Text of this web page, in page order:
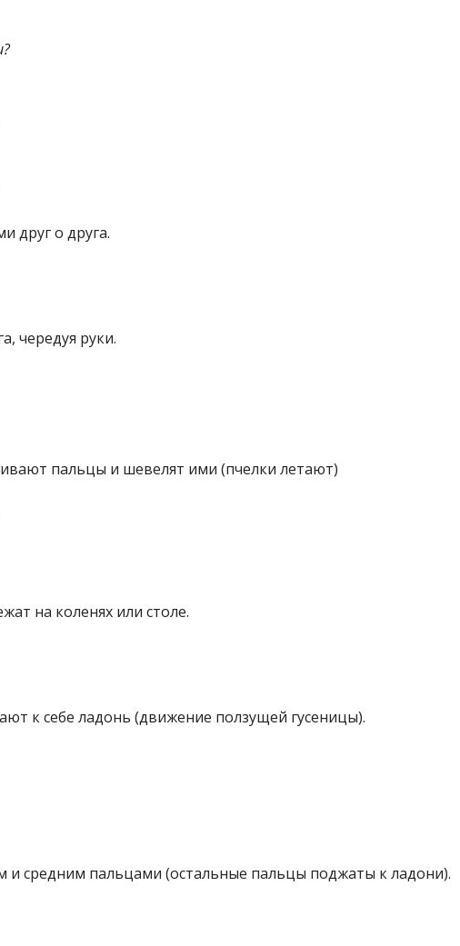
друг о друга.
чередуя руки.
пальцы и шевелят ими (пчелки летают)
на коленях или столе.
к себе ладонь (движение ползущей гусеницы).
и средним пальцами (остальные пальцы поджаты к ладони).